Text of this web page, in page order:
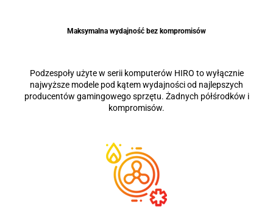
Maksymalna wydajność bez kompromisów
Podzespoły użyte w serii komputerów HIRO to wyłącznie
najwyższe modele pod kątem wydajności od najlepszych
producentów gamingowego sprzętu. Żadnych półśrodków i
kompromisów.